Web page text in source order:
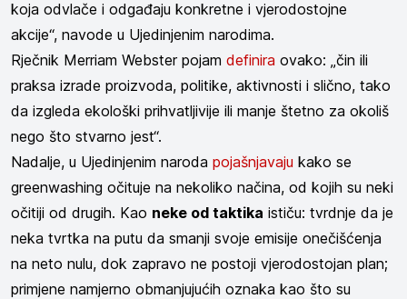
koja odvlače i odgađaju konkretne i vjerodostojne
akcije“, navode u Ujedinjenim narodima.
Rječnik Merriam Webster pojam definira ovako: „čin ili
praksa izrade proizvoda, politike, aktivnosti i slično, tako
da izgleda ekološki prihvatljivije ili manje štetno za okoliš
nego što stvarno jest“.
Nadalje, u Ujedinjenim naroda pojašnjavaju kako se
greenwashing očituje na nekoliko načina, od kojih su neki
očitiji od drugih. Kao neke od taktika ističu: tvrdnje da je
neka tvrtka na putu da smanji svoje emisije onečišćenja
na neto nulu, dok zapravo ne postoji vjerodostojan plan;
primjene namjerno obmanjujućih oznaka kao što su